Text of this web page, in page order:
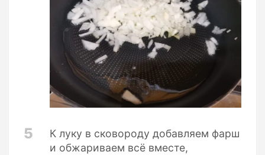
5
К луку в сковороду добавляем фарш
и обжариваем всё вместе,